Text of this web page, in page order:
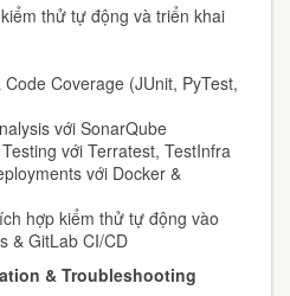
thử tự động và triển khai
Code Coverage (JUnit, PyTest,
với SonarQube
với Terratest, TestInfra
với Docker &
hợp kiểm thử tự động vào
& GitLab CI/CD
& Troubleshooting